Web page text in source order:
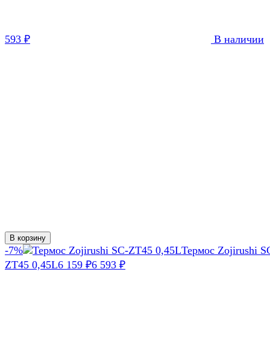
593 ₽ В наличии
В корзину
-7%
Термос Zojirushi
ZT45 0,45L6 159 ₽6 593 ₽